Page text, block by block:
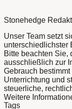
Stonehedge
Unser Team setzt
unterschiedlichster
Bitte beachten Sie,
ausschließlich zur
Gebrauch
Unterrichtung und
steuerliche,
Weitere
Tags